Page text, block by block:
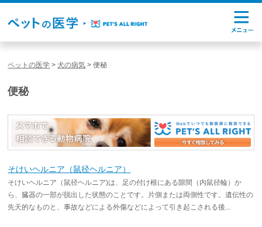
ペットの医学 >犬の病気 >便秘
便秘
そけいヘルニア（鼠径ヘルニア）
そけいヘルニア（鼠径ヘルニア)は、足の付け根にある隙間（内鼠径輪）か
ら、臓器の一部が脱出した状態のことです。片側または両側性です。遺伝性の
先天的なものと、事故などによる外傷などによって引き起こされる後...